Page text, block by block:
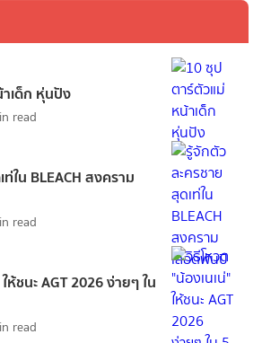
เด็ก หุ่นปัง
read
ใน BLEACH สงคราม
read
ห้ชนะ AGT 2026 ง่ายๆ ใน
read